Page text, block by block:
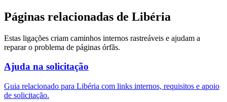
Páginas relacionadas de Libéria
Estas ligações criam caminhos internos rastreáveis e ajudam a
reparar o problema de páginas órfãs.
Ajuda na solicitação
Guia relacionado para Libéria com links internos, requisitos e apoio
de solicitação.